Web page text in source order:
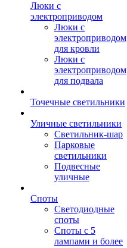
Люки с
электроприводом
Люки с
электроприводом
для кровли
Люки с
электроприводом
для подвала
Точечные светильники
Уличные светильники
Светильник-шар
Парковые
светильники
Подвесные
уличные
Споты
Светодиодные
споты
Споты с 5
лампами и более